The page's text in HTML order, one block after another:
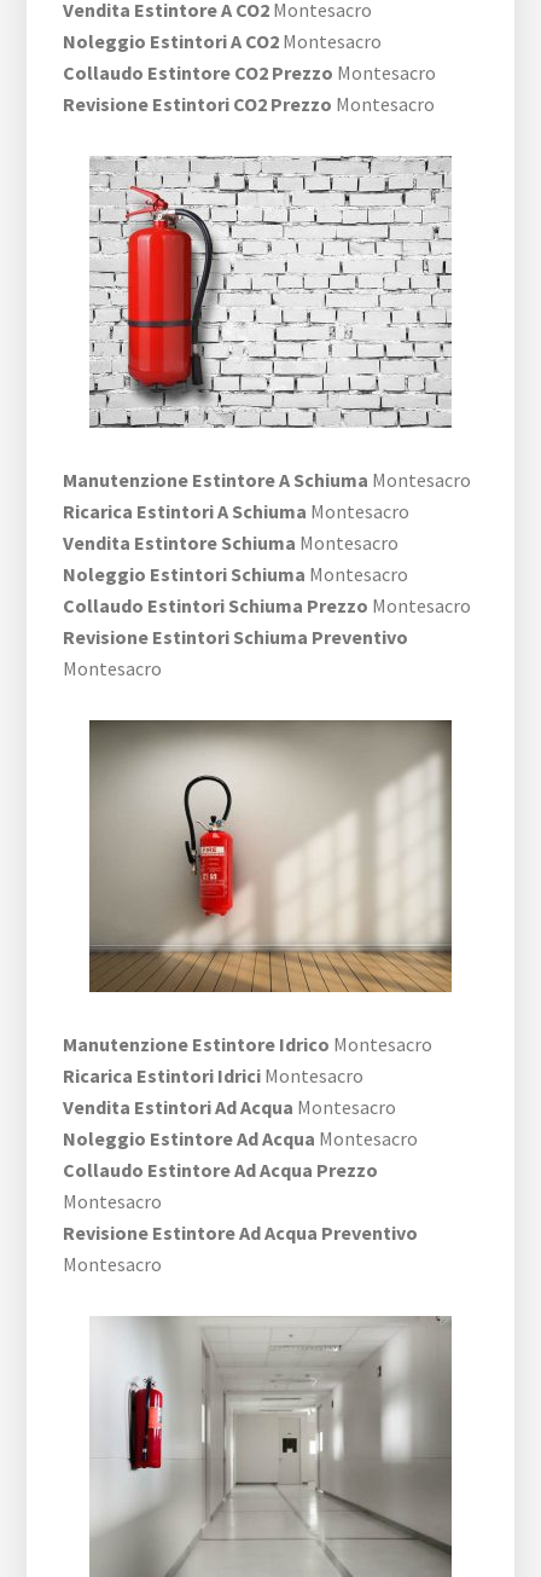
Vendita Estintore A CO2 Montesacro
Noleggio Estintori A CO2 Montesacro
Collaudo Estintore CO2 Prezzo Montesacro
Revisione Estintori CO2 Prezzo Montesacro
Manutenzione Estintore A Schiuma Montesacro
Ricarica Estintori A Schiuma Montesacro
Vendita Estintore Schiuma Montesacro
Noleggio Estintori Schiuma Montesacro
Collaudo Estintori Schiuma Prezzo Montesacro
Revisione Estintori Schiuma Preventivo
Montesacro
Manutenzione Estintore Idrico Montesacro
Ricarica Estintori Idrici Montesacro
Vendita Estintori Ad Acqua Montesacro
Noleggio Estintore Ad Acqua Montesacro
Collaudo Estintore Ad Acqua Prezzo
Montesacro
Revisione Estintore Ad Acqua Preventivo
Montesacro